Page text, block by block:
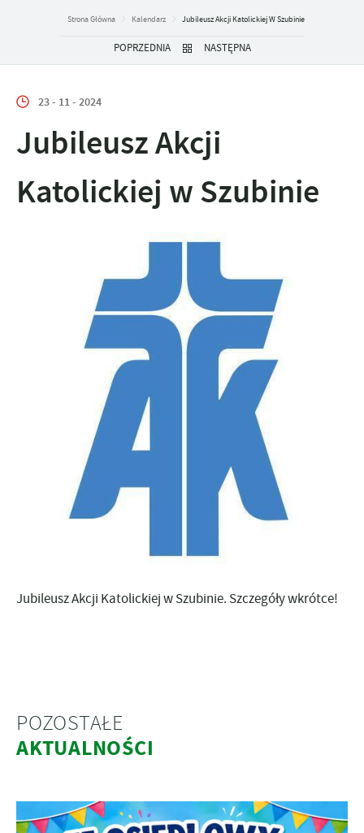
Strona Główna Kalendarz Jubileusz Akcji Katolickiej W Szubinie
POPRZEDNIA NASTĘPNA
23 - 11 - 2024
Jubileusz Akcji
Katolickiej w Szubinie
Jubileusz Akcji Katolickiej w Szubinie. Szczegóły wkrótce!
POZOSTAŁE
AKTUALNOŚCI